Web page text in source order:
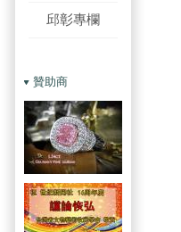
邱彰專欄
贊助商